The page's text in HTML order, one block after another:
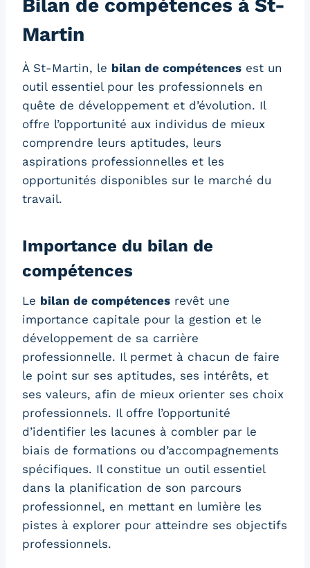
Bilan de compétences à St-
Martin
À St-Martin, le bilan de compétences est un
outil essentiel pour les professionnels en
quête de développement et d’évolution. Il
offre l’opportunité aux individus de mieux
comprendre leurs aptitudes, leurs
aspirations professionnelles et les
opportunités disponibles sur le marché du
travail.
Importance du bilan de
compétences
Le bilan de compétences revêt une
importance capitale pour la gestion et le
développement de sa carrière
professionnelle. Il permet à chacun de faire
le point sur ses aptitudes, ses intérêts, et
ses valeurs, afin de mieux orienter ses choix
professionnels. Il offre l’opportunité
d’identifier les lacunes à combler par le
biais de formations ou d’accompagnements
spécifiques. Il constitue un outil essentiel
dans la planification de son parcours
professionnel, en mettant en lumière les
pistes à explorer pour atteindre ses objectifs
professionnels.